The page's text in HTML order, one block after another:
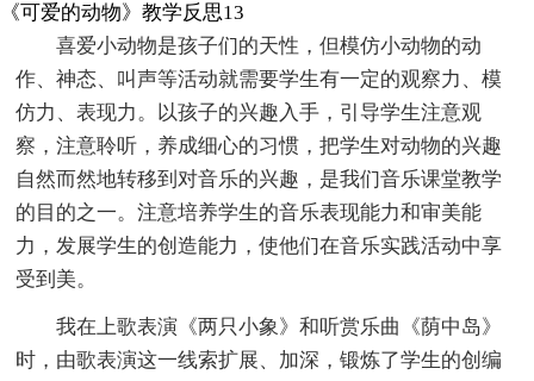
《可爱的动物》教学反思13
喜爱小动物是孩子们的天性，但模仿小动物的动
作、神态、叫声等活动就需要学生有一定的观察力、模
仿力、表现力。以孩子的兴趣入手，引导学生注意观
察，注意聆听，养成细心的习惯，把学生对动物的兴趣
自然而然地转移到对音乐的兴趣，是我们音乐课堂教学
的目的之一。注意培养学生的音乐表现能力和审美能
力，发展学生的创造能力，使他们在音乐实践活动中享
受到美。
我在上歌表演《两只小象》和听赏乐曲《荫中岛》
时，由歌表演这一线索扩展、加深，锻炼了学生的创编